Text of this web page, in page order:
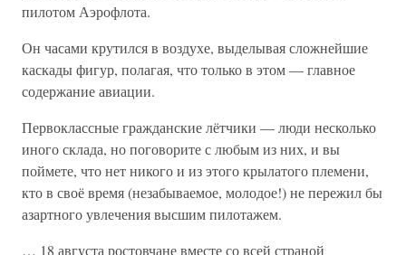
пилотом Аэрофлота.
Он часами крутился в воздухе, выделывая сложнейшие
каскады фигур, полагая, что только в этом — главное
содержание авиации.
Первоклассные гражданские лётчики — люди несколько
иного склада, но поговорите с любым из них, и вы
поймете, что нет никого и из этого крылатого племени,
кто в своё время (незабываемое, молодое!) не пережил бы
азартного увлечения высшим пилотажем.
… 18 августа ростовчане вместе со всей страной